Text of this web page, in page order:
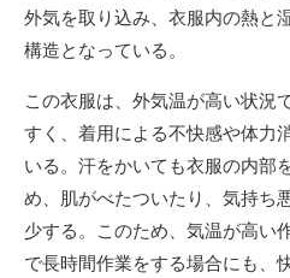
外気を取り込み、衣服内の熱と
構造となっている。
この衣服は、外気温が高い状況
すく、着用による不快感や体力
いる。汗をかいても衣服の内部
め、肌がべたついたり、気持ち
少する。このため、気温が高い
で長時間作業をする場合にも、